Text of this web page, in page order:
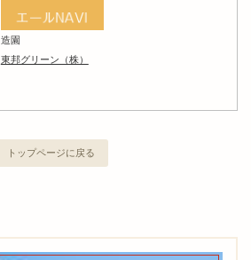
造園
東邦グリーン（株）
トップページに戻る